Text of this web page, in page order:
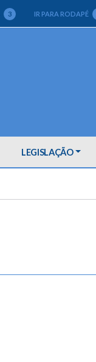
3 IR PARA RODAPÉ
LEGISLAÇÃO